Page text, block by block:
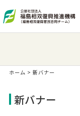
ホーム > 新バナー
新バナー